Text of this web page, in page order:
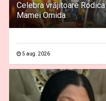
Celebra vrăjitoare
Mamei Omida
5 aug. 2026